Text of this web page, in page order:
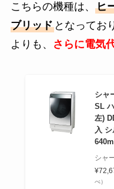
こちらの機種は、 ヒ
ブリッドとなってお
よりも、
さらに電気
シャ
SL
左)
入
シャ
べ）